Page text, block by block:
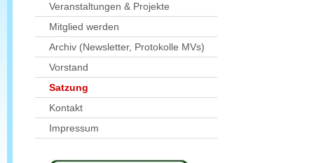
Veranstaltungen & Projekte
Mitglied werden
Archiv (Newsletter, Protokolle MVs)
Vorstand
Satzung
Kontakt
Impressum